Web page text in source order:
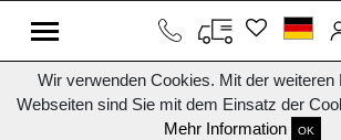
Wir verwenden Cookies. Mit der weiteren
Webseiten sind Sie mit dem Einsatz der
Mehr Information
OK